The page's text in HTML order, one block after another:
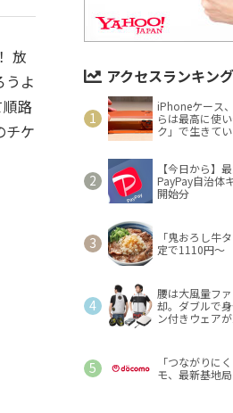
放
うよ
路
チケ
アクセスランキング
iPhoneケース
らは最高に使
ク」で生きてい
【今日から】
PayPay自治体
開始分
「鬼おろし牛
定で1110円～
腰は大風量フ
却。ダブルで
ン付きウェア
「つながりに
モ、最新基地